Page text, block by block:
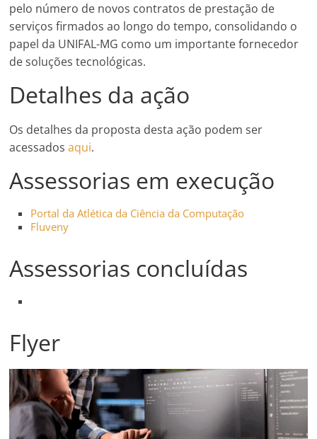
pelo número de novos contratos de prestação de
serviços firmados ao longo do tempo, consolidando o
papel da UNIFAL-MG como um importante fornecedor
de soluções tecnológicas.
Detalhes da ação
Os detalhes da proposta desta ação podem ser
acessadosaqui.
Assessorias em execução
Portal da Atlética da Ciência da Computação
Fluveny
Assessorias concluídas
Flyer